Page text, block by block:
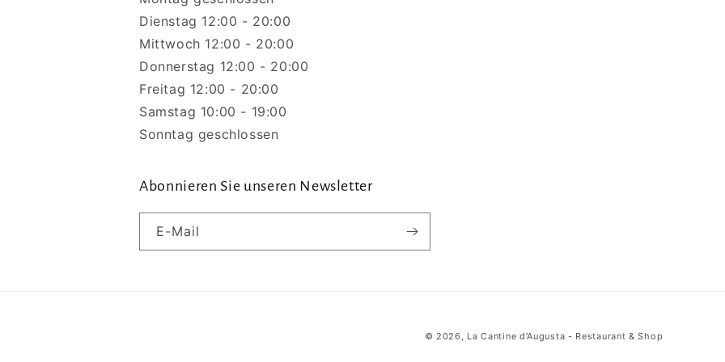
Dienstag 12:00 - 20:00
Mittwoch 12:00 - 20:00
Donnerstag 12:00 - 20:00
Freitag 12:00 - 20:00
Samstag 10:00 - 19:00
Sonntag geschlossen
Abonnieren Sie unseren Newsletter
E-Mail
© 2026, La Cantine d'Augusta - Restaurant & Shop